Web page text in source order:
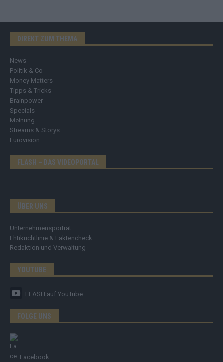
DIREKT ZUM THEMA
News
Politik & Co
Money Matters
Tipps & Tricks
Brainpower
Specials
Meinung
Streams & Storys
Eurovision
FLASH – DAS VIDEOPORTAL
ÜBER UNS
Unternehmensporträt
Ehtikrichtlinie & Faktencheck
Redaktion und Verwaltung
YOUTUBE
FLASH auf YouTube
FOLGE UNS
Facebook